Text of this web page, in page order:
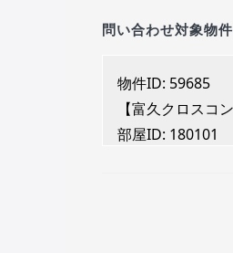
問い合わせ対象物件